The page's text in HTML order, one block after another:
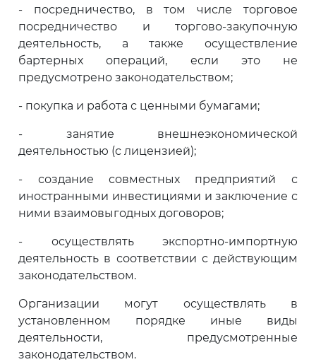
- посредничество, в том числе торговое
посредничество и торгово-закупочную
деятельность, а также осуществление
бартерных операций, если это не
предусмотрено законодательством;
- покупка и работа с ценными бумагами;
- занятие внешнеэкономической
деятельностью (с лицензией);
- создание совместных предприятий с
иностранными инвестициями и заключение с
ними взаимовыгодных договоров;
- осуществлять экспортно-импортную
деятельность в соответствии с действующим
законодательством.
Организации могут осуществлять в
установленном порядке иные виды
деятельности, предусмотренные
законодательством.